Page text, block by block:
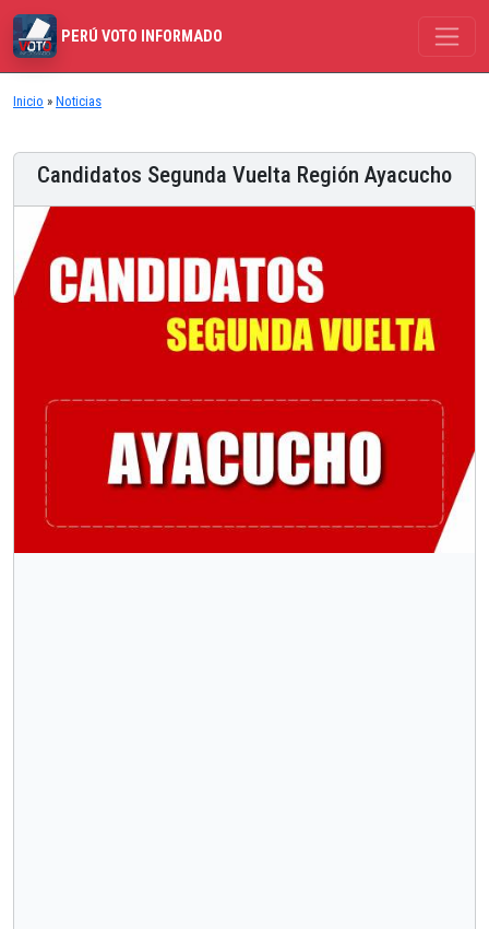
PERÚ VOTO INFORMADO
Inicio » Noticias
Candidatos Segunda Vuelta Región Ayacucho